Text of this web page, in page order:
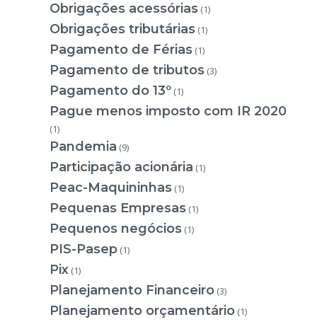
Obrigações acessórias (1)
Obrigações tributárias (1)
Pagamento de Férias (1)
Pagamento de tributos (3)
Pagamento do 13º (1)
Pague menos imposto com IR 2020
(1)
Pandemia (9)
Participação acionária (1)
Peac-Maquininhas (1)
Pequenas Empresas (1)
Pequenos negócios (1)
PIS-Pasep (1)
Pix (1)
Planejamento Financeiro (3)
Planejamento orçamentário (1)